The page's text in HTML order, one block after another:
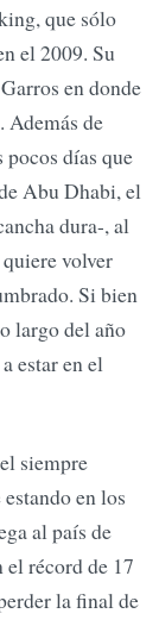
que sólo
el 2009. Su
en donde
Además de
días que
Abu Dhabi, el
dura-, al
volver
Si bien
largo del año
estar en el
siempre
en los
al país de
récord de 17
la final de